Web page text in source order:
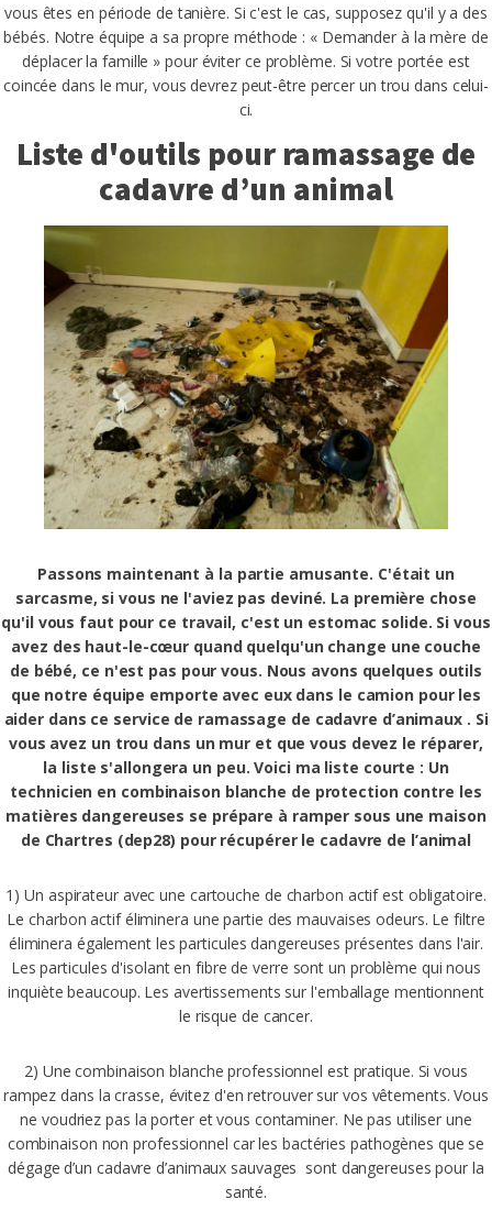
vous êtes en période de tanière. Si c'est le cas, supposez qu'il y a des
bébés. Notre équipe a sa propre méthode : « Demander à la mère de
déplacer la famille » pour éviter ce problème. Si votre portée est
coincée dans le mur, vous devrez peut-être percer un trou dans celui-
ci.
Liste d'outils pour ramassage de
cadavre d’un animal
Passons maintenant à la partie amusante. C'était un
sarcasme, si vous ne l'aviez pas deviné. La première chose
qu'il vous faut pour ce travail, c'est un estomac solide. Si vous
avez des haut-le-cœur quand quelqu'un change une couche
de bébé, ce n'est pas pour vous. Nous avons quelques outils
que notre équipe emporte avec eux dans le camion pour les
aider dans ce service de ramassage de cadavre d’animaux . Si
vous avez un trou dans un mur et que vous devez le réparer,
la liste s'allongera un peu. Voici ma liste courte : Un
technicien en combinaison blanche de protection contre les
matières dangereuses se prépare à ramper sous une maison
de Chartres (dep28) pour récupérer le cadavre de l’animal
1) Un aspirateur avec une cartouche de charbon actif est obligatoire.
Le charbon actif éliminera une partie des mauvaises odeurs. Le filtre
éliminera également les particules dangereuses présentes dans l'air.
Les particules d'isolant en fibre de verre sont un problème qui nous
inquiète beaucoup. Les avertissements sur l'emballage mentionnent
le risque de cancer.
2) Une combinaison blanche professionnel est pratique. Si vous
rampez dans la crasse, évitez d'en retrouver sur vos vêtements. Vous
ne voudriez pas la porter et vous contaminer. Ne pas utiliser une
combinaison non professionnel car les bactéries pathogènes que se
dégage d’un cadavre d’animaux sauvages sont dangereuses pour la
santé.